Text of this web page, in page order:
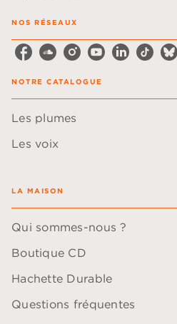
NOS RÉSEAUX
NOTRE CATALOGUE
Les plumes
Les voix
LA MAISON
Qui sommes-nous ?
Boutique CD
Hachette Durable
Questions fréquentes